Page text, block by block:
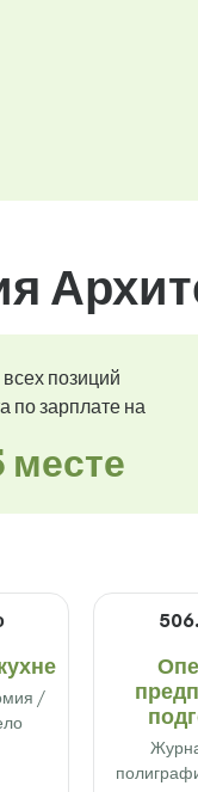
позиций
по зарплате на
месте
/